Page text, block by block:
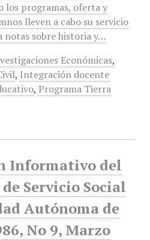
los programas, oferta y
lleven a cabo su servicio
notas sobre historia y…
Económicas,
, Integración docente
, Programa Tierra
Informativo del
Servicio Social
Autónoma de
No 9, Marzo